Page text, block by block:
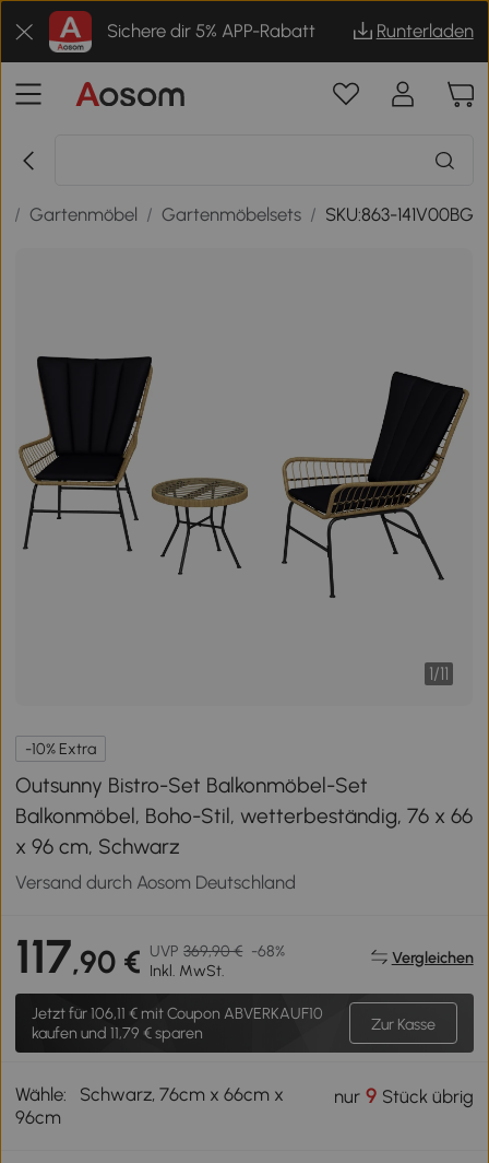
Sichere dir 5% APP-Rabatt Runterladen
/ Gartenmöbel / Gartenmöbelsets / SKU:863-141V00BG
1/11
-10% Extra
Outsunny Bistro-Set Balkonmöbel-Set
Balkonmöbel, Boho-Stil, wetterbeständig, 76 x 66
x 96 cm, Schwarz
Versand durch Aosom Deutschland
117,90 € UVP 369,90 € -68%
Inkl. MwSt.
Vergleichen
Jetzt für106,11 €mit Coupon ABVERKAUF10
kaufen und 11,79 € sparen
Zur Kasse
Wähle:
Schwarz, 76cm x 66cm x
96cm
nur9 Stück übrig